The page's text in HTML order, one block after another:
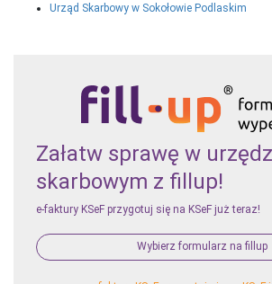
Urząd Skarbowy w Sokołowie Podlaskim
Załatw sprawę w
skarbowym z fillup!
e-faktury KSeF przygotuj się na KSeF już teraz!
Wybierz formularz na fillup